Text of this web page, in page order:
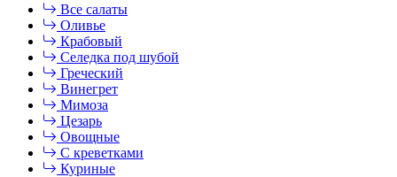
Все салаты
Оливье
Крабовый
Селедка под шубой
Греческий
Винегрет
Мимоза
Цезарь
Овощные
С креветками
Куриные